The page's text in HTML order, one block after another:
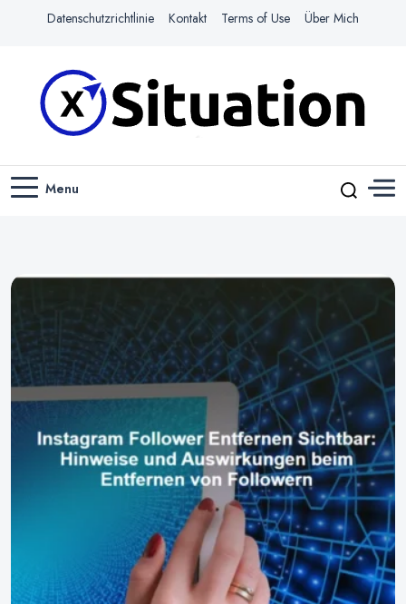
Datenschutzrichtlinie Kontakt Terms of Use Über Mich
X-SITUATION
Menu